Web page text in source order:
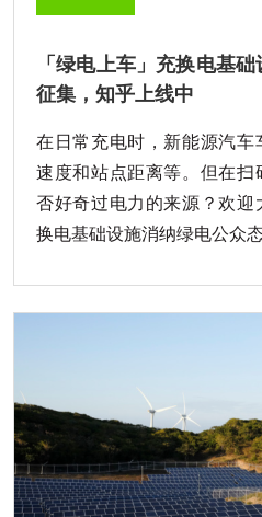
「绿电上车」充换电基
征集，知乎上线中
在日常充电时，新能源汽车
速度和站点距离等。但在扫
否好奇过电力的来源？欢
换电基础设施消纳绿电公众